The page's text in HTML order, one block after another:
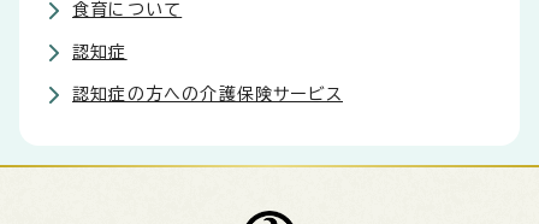
食育について
認知症
認知症の方への介護保険サービス